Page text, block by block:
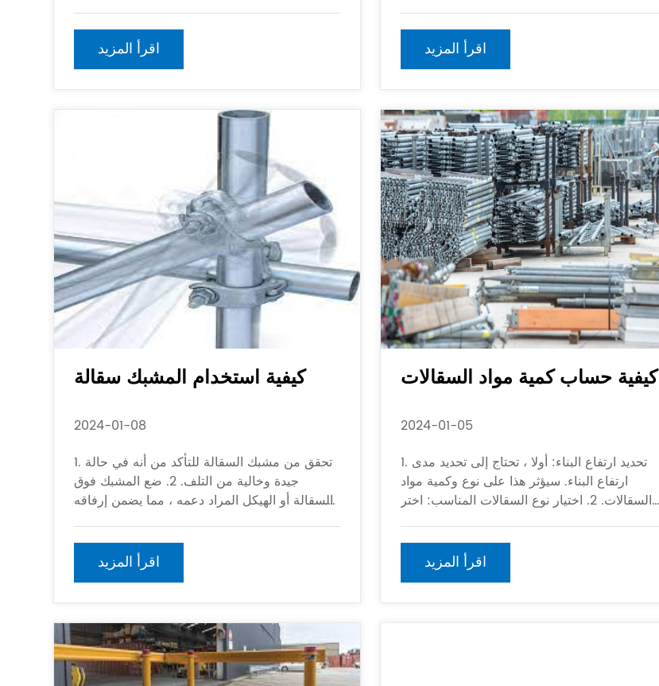
المنسقة للسلامة.
اقرأ المزيد
معيار ringlock. قد تحتاج إلى تطبيق سوم
اقرأ المزيد
كيفية استخدام المشبك سقالة
2024-01-08
1. تحقق من مشبك السقالة للتأكد من أنه في حالة
جيدة وخالية من التلف. 2. ضع المشبك فوق
السقالة أو الهيكل المراد دعمه ، مما يضمن إرفاقه
وضمان تشديده بشكل آمن
اقرأ المزيد
كيفية حساب كمية مواد السقالات
2024-01-05
1. تحديد ارتفاع البناء: أولا ، تحتاج إلى تحديد مدى
ارتفاع البناء. سيؤثر هذا على نوع وكمية مواد
السقالات. 2. اختيار نوع السقالات المناسب: اختر
اقرأ المزيد